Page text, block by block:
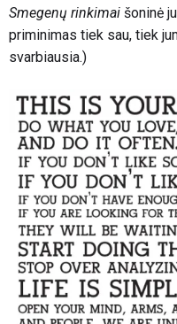
Smegenų rinkimai šoninė
priminimas tiek sau, tiek
svarbiausia.)